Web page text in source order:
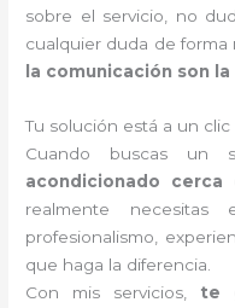
sobre el servicio, no
cualquier duda de forma
la comunicación son
Tu solución está a un
Cuando buscas un
acondicionado
realmente
profesionalismo,
que haga la diferencia.
Con mis servicios, te